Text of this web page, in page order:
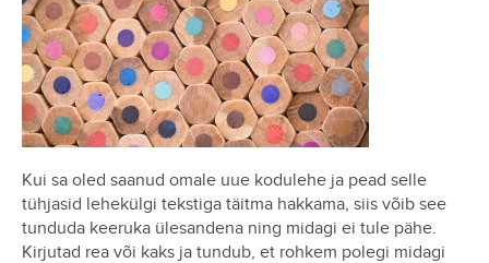
Kui sa oled saanud omale uue kodulehe ja pead selle
tühjasid lehekülgi tekstiga täitma hakkama, siis võib see
tunduda keeruka ülesandena ning midagi ei tule pähe.
Kirjutad rea või kaks ja tundub, et rohkem polegi midagi